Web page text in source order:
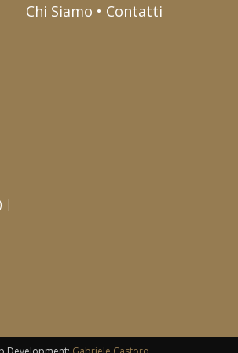
Chi Siamo • Contatti
|